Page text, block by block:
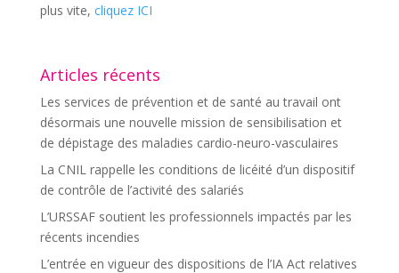
plus vite, cliquez ICI
Articles récents
Les services de prévention et de santé au travail ont
désormais une nouvelle mission de sensibilisation et
de dépistage des maladies cardio-neuro-vasculaires
La CNIL rappelle les conditions de licéité d’un dispositif
de contrôle de l’activité des salariés
L’URSSAF soutient les professionnels impactés par les
récents incendies
L’entrée en vigueur des dispositions de l’IA Act relatives